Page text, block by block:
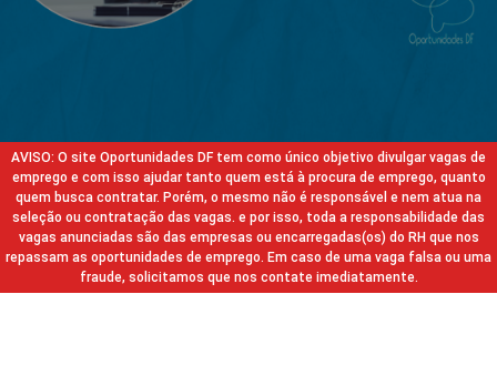
AVISO: O site Oportunidades DF tem como único objetivo divulgar vagas de
emprego e com isso ajudar tanto quem está à procura de emprego, quanto
quem busca contratar. Porém, o mesmo não é responsável e nem atua na
seleção ou contratação das vagas. e por isso, toda a responsabilidade das
vagas anunciadas são das empresas ou encarregadas(os) do RH que nos
repassam as oportunidades de emprego. Em caso de uma vaga falsa ou uma
fraude, solicitamos que nos contate imediatamente.